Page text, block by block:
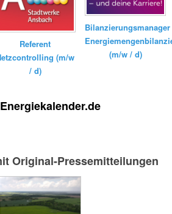
Referent
(m/w
/ d)
Bilanzierungsmanager
(m/w / d)
Original-Pressemitteilungen